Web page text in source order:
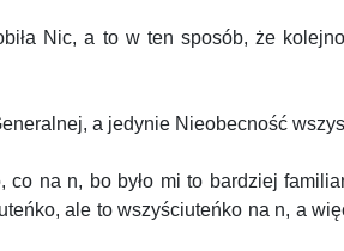
Nic, a to w ten sposób, że
a jedynie Nieobecność
co na n, bo było mi to bardziej
ale to wszyściuteńko na n, a